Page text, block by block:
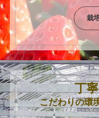
栽
丁
こだわりの環